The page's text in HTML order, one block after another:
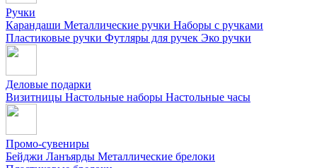
Ручки
Карандаши Металлические ручки Наборы с ручками
Пластиковые ручки Футляры для ручек Эко ручки
Деловые подарки
Визитницы Настольные наборы Настольные часы
Промо-сувениры
Бейджи Ланъярды Металлические брелоки